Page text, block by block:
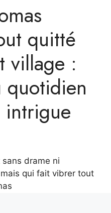
quitté
village :
quotidien
intrigue
sans drame ni
qui fait vibrer tout